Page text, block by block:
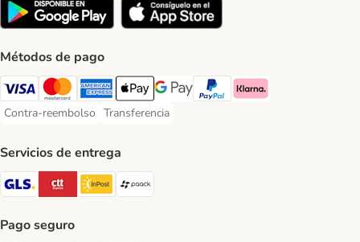
Métodos de pago
Visa Payment Method
Mastercard Payment Method
American Express Payment Method
Apple Pay Payment Method
Google Pay Payment Method
PayPal Payment Method
Klarna Payment Method
Contra-reembolso
Contra-reembolso Payment Method
Transferencia
Transferencia Payment Method
Servicios de entrega
GLS Shipping Method
CTTExpress Shipping Method
InPost Shipping Method
paack Shipping Method
Pago seguro